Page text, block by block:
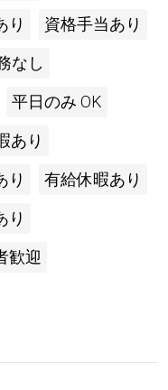
り 資格手当あり
なし
平日のみ OK
あり
り 有給休暇あり
り
歓迎